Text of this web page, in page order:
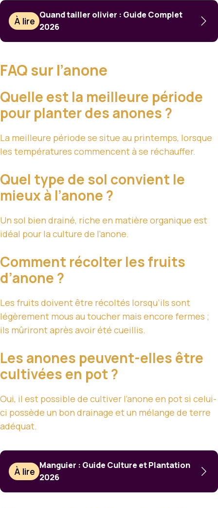
À lire
Quand tailler olivier : Guide Complet
2026
FAQ sur l’anone
Quelle est la meilleure période
pour planter des anones ?
La meilleure période se situe au printemps, lorsque
les températures commencent à se réchauffer.
Quel type de sol convient le
mieux à l’anone ?
Un sol bien drainé, riche en matière organique est
idéal pour la culture de l’anone.
Comment récolter les fruits
d’anone ?
Les fruits doivent être récoltés lorsqu’ils sont
légèrement mous au toucher mais encore fermes ;
ils mûriront après avoir été cueillis.
Les anones peuvent-elles être
cultivées en pot ?
Oui, il est possible de cultiver l’anone en pot si celui-
ci possède un bon drainage et un mélange de terre
adéquat.
À lire
Manguier : Guide Culture et Plantation
2026